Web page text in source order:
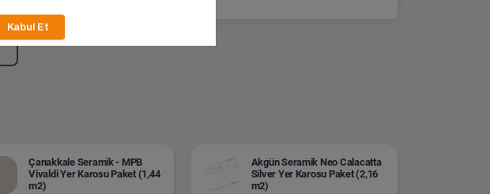
Çanakkale Seramik - MPB
Vivaldi Yer Karosu Paket (1,44
m2)
Akgün Seramik Neo Calacatta
Silver Yer Karosu Paket (2,16
m2)